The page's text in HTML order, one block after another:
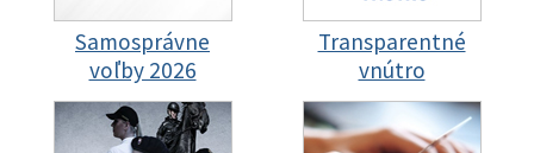
Samosprávne
voľby 2026
Transparentné
vnútro